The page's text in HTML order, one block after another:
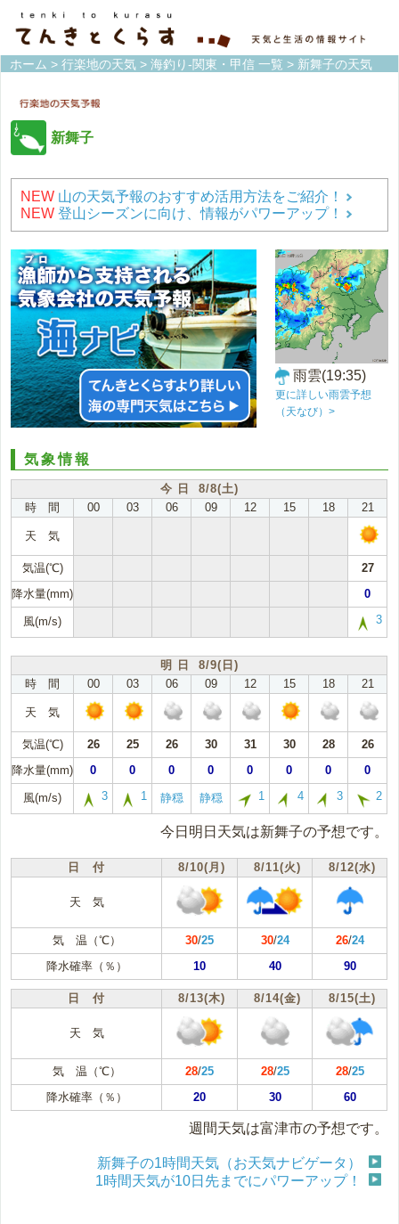
ホーム > 行楽地の天気 > 海釣り-関東・甲信 一覧 > 新舞子の天気
新舞子
NEW 山の天気予報のおすすめ活用方法をご紹介！
NEW 登山シーズンに向け、情報がパワーアップ！
雨雲(19:35)
更に詳しい雨雲予想
（天なび）>
気象情報
今 日 8/8(土)
時 間
00 03 06 09 12 15 18 21
天 気
気温(℃)
27
降水量(mm)
0
風(m/s) 3
明 日 8/9(日)
時 間
00 03 06 09 12 15 18 21
天 気
気温(℃) 26 25 26 30 31 30 28
26
降水量(mm)
0 0 0 0 0 0 0 0
風(m/s) 3 1 静穏 静穏 1 4 3 2
今日明日天気は新舞子の予想です。
日 付 8/10(月) 8/11(火) 8/12(水)
天 気
気 温（℃） 30/25 30/24 26/24
降水確率（％）
10 40 90
日 付 8/13(木) 8/14(金) 8/15(土)
天 気
気 温（℃） 28/25 28/25 28/25
降水確率（％）
20 30 60
週間天気は富津市の予想です。
新舞子の1時間天気（お天気ナビゲータ）
1時間天気が10日先までにパワーアップ！